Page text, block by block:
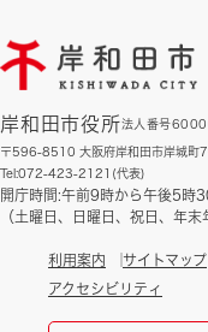
岸和田市役所法人番号
〒596-8510 大阪府岸和田市岸城町
Tel:072-423-2121(代表)
開庁時間:午前9時から午後5時
（土曜日、日曜日、祝日、年末
利用案内 サイトマップ
アクセシビリティ